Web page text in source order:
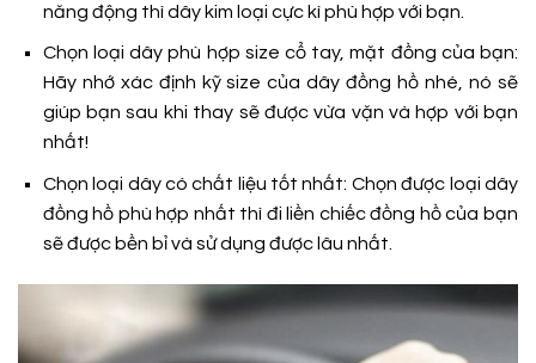
năng động thì dây kim loại cực kì phù hợp với bạn.
Chọn loại dây phù hợp size cổ tay, mặt đồng của bạn:
Hãy nhớ xác định kỹ size của dây đồng hồ nhé, nó sẽ
giúp bạn sau khi thay sẽ được vừa vặn và hợp với bạn
nhất!
Chọn loại dây có chất liệu tốt nhất: Chọn được loại dây
đồng hồ phù hợp nhất thì đi liền chiếc đồng hồ của bạn
sẽ được bền bỉ và sử dụng được lâu nhất.